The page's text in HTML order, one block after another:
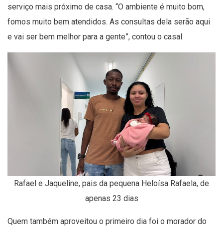
serviço mais próximo de casa. “O ambiente é muito bom,
fomos muito bem atendidos. As consultas dela serão aqui
e vai ser bem melhor para a gente”, contou o casal.
Rafael e Jaqueline, pais da pequena Heloísa Rafaela, de
apenas 23 dias
Quem também aproveitou o primeiro dia foi o morador do